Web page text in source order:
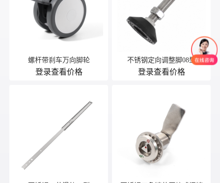
螺杆带刹车万向脚轮
登录查看价格
不锈钢定向调整脚08型
登录查看价格